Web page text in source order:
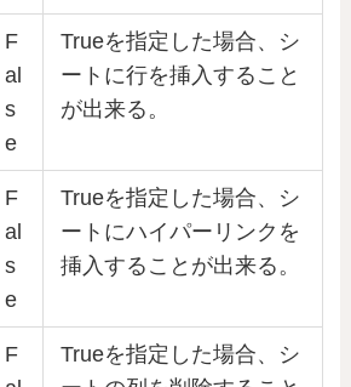
F
al
s
e
Trueを指定した場合、シ
ートに行を挿入すること
が出来る。
F
al
s
e
Trueを指定した場合、シ
ートにハイパーリンクを
挿入することが出来る。
F
Trueを指定した場合、シ